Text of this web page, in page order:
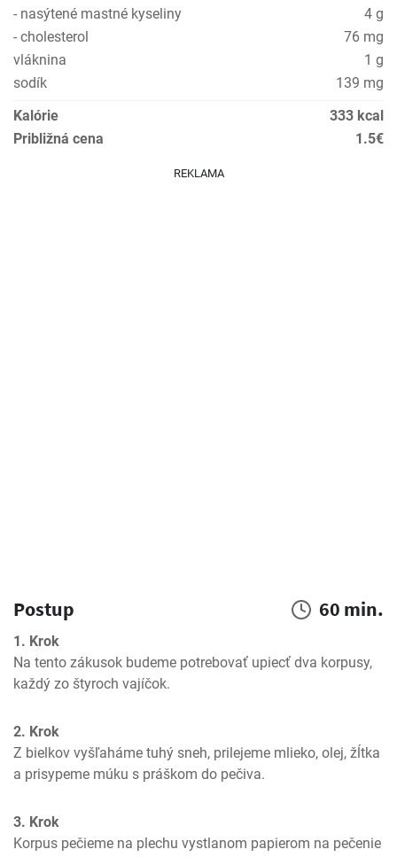
- nasýtené mastné kyseliny
4 g
- cholesterol
76 mg
vláknina
1 g
sodík
139 mg
Kalórie
333 kcal
Približná cena
1.5€
REKLAMA
Postup 60 min.
1. Krok
Na tento zákusok budeme potrebovať upiecť dva korpusy,
každý zo štyroch vajíčok.
2. Krok
Z bielkov vyšľaháme tuhý sneh, prilejeme mlieko, olej, žĺtka
a prisypeme múku s práškom do pečiva.
3. Krok
Korpus pečieme na plechu vystlanom papierom na pečenie